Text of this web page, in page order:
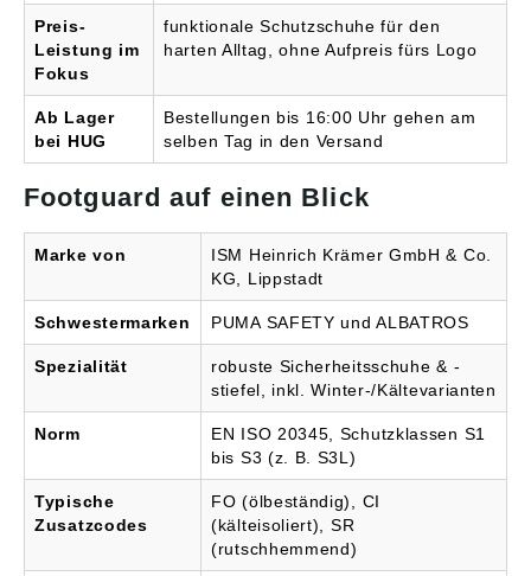
Komfort-FußbettSchutz:
Stahlkappe, metallfreier
FAP®-
itsklasse: S3L FO CI
SRNorm: EN ISO
20345Eigenschaften:
Kälteisolierend,
robust,
öhe: HighVerschluss:
SchnürungFarbe:
SchwarzEinsatzbereiche
Baustelle, Lager,
Damen & Herren Als
Fachhändler steht die
HUG Technik und
Sicherheit GmbH für
schnelle Verfügbarkeit,
praxisnahe Lösungen
und verlässlichen
Service – auch bei
kleinen Bestellmengen.
Preis-
Leistung im
Fokus
funktionale Schutzschuhe für den
harten Alltag, ohne Aufpreis fürs Logo
Ab Lager
bei HUG
Bestellungen bis 16:00 Uhr gehen am
selben Tag in den Versand
Footguard auf einen Blick
Marke von
ISM Heinrich Krämer GmbH & Co.
KG, Lippstadt
Schwestermarken PUMA SAFETY und ALBATROS
Spezialität
robuste Sicherheitsschuhe & -
stiefel, inkl. Winter-/Kältevarianten
Norm
EN ISO 20345, Schutzklassen S1
bis S3 (z. B. S3L)
Typische
Zusatzcodes
FO (ölbeständig), CI
(kälteisoliert), SR
(rutschhemmend)